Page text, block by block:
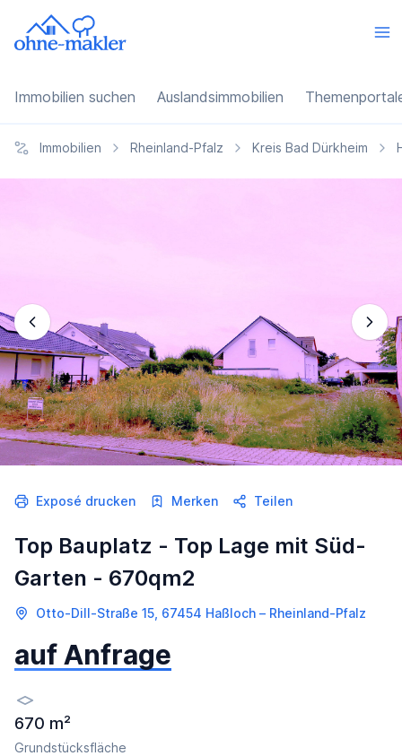
Immobilien suchen Auslandsimmobilien
Immobilien Rheinland-Pfalz Kreis Bad Dürkheim
Exposé drucken Merken Teilen
Top Bauplatz - Top Lage mit Süd-
Garten - 670qm2
Otto-Dill-Straße 15, 67454 Haßloch – Rheinland-Pfalz
auf Anfrage
670 m²
Grundstücksfläche